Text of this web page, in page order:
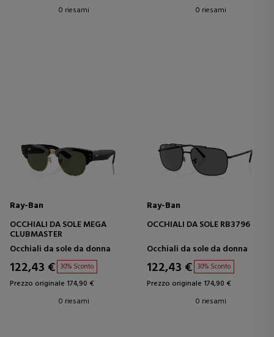
0 riesami
0 riesami
Ray-Ban
OCCHIALI DA SOLE MEGA
CLUBMASTER
Occhiali da sole da donna
122,43 € 30% Sconto
Prezzo originale 174,90 €
0 riesami
Ray-Ban
OCCHIALI DA SOLE RB3796
Occhiali da sole da donna
122,43 € 30% Sconto
Prezzo originale 174,90 €
0 riesami